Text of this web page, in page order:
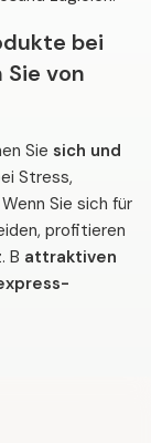
bei
von
Sie sich und
Stress,
Sie sich für
profitieren
B attraktiven